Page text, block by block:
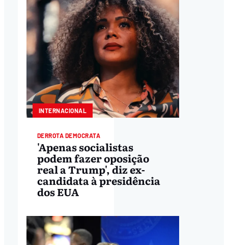
INTERNACIONAL
DERROTA DEMOCRATA
'Apenas socialistas
podem fazer oposição
real a Trump', diz ex-
candidata à presidência
dos EUA